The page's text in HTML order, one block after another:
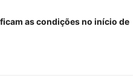
as condições no início de